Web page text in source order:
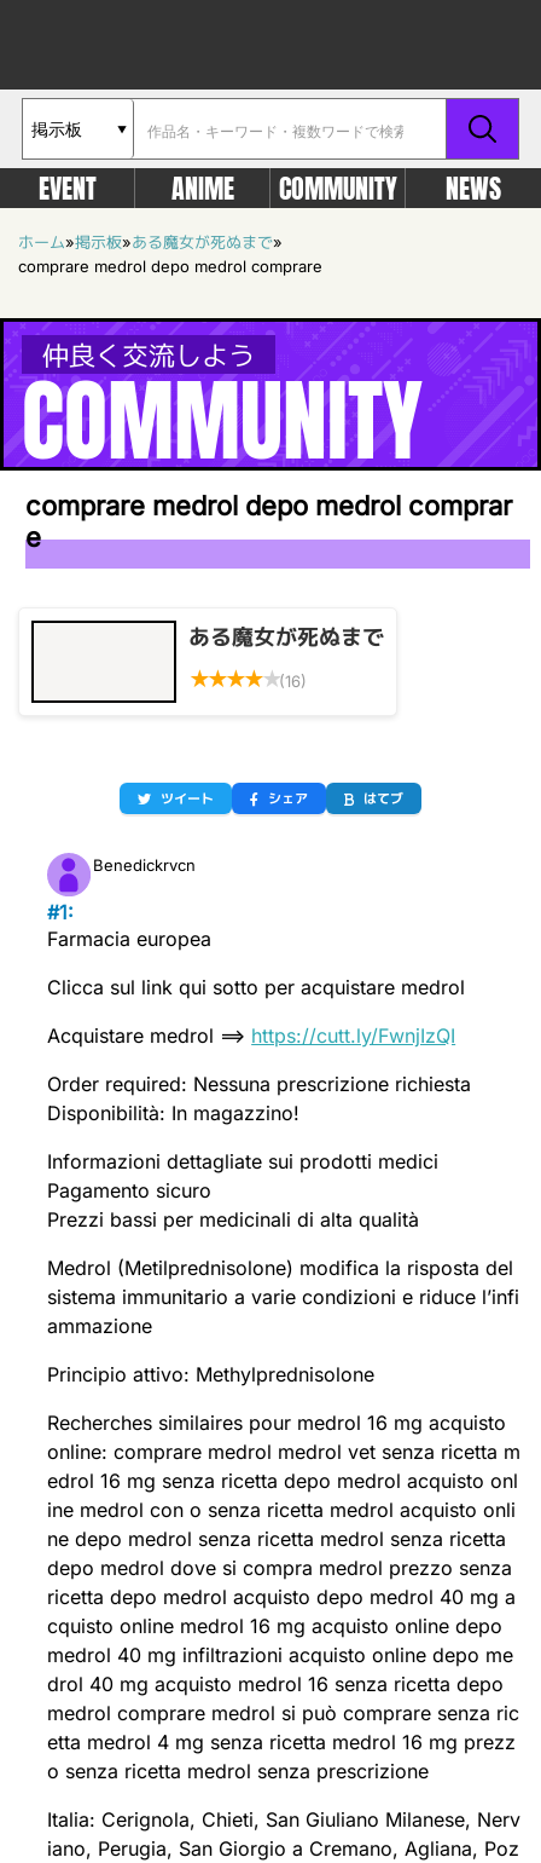
EVENT ANIME COMMUNITY NEWS
ホーム»掲示板»ある魔女が死ぬまで»
comprare medrol depo medrol comprare
仲良く交流しよう
COMMUNITY
comprare medrol depo medrol comprar
e
ある魔女が死ぬまで
★★★★★(16)
ツイート シェア はてブ
Benedickrvcn
#1:
Farmacia europea
Clicca sul link qui sotto per acquistare medrol
Acquistare medrol ==> https://cutt.ly/FwnjIzQI
Order required: Nessuna prescrizione richiesta
Disponibilità: In magazzino!
Informazioni dettagliate sui prodotti medici
Pagamento sicuro
Prezzi bassi per medicinali di alta qualità
Medrol (Metilprednisolone) modifica la risposta del
sistema immunitario a varie condizioni e riduce l’infi
ammazione
Principio attivo: Methylprednisolone
Recherches similaires pour medrol 16 mg acquisto
online: comprare medrol medrol vet senza ricetta m
edrol 16 mg senza ricetta depo medrol acquisto onl
ine medrol con o senza ricetta medrol acquisto onli
ne depo medrol senza ricetta medrol senza ricetta
depo medrol dove si compra medrol prezzo senza
ricetta depo medrol acquisto depo medrol 40 mg a
cquisto online medrol 16 mg acquisto online depo
medrol 40 mg infiltrazioni acquisto online depo me
drol 40 mg acquisto medrol 16 senza ricetta depo
medrol comprare medrol si può comprare senza ric
etta medrol 4 mg senza ricetta medrol 16 mg prezz
o senza ricetta medrol senza prescrizione
Italia: Cerignola, Chieti, San Giuliano Milanese, Nerv
iano, Perugia, San Giorgio a Cremano, Agliana, Poz